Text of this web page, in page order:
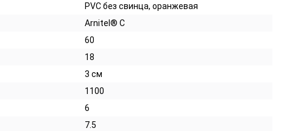
PVC без свинца, оранжевая
Arnitel® С
60
18
3 см
1100
6
7.5